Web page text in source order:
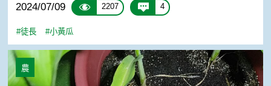
2024/07/09 2207 4
#徒長 #小黃瓜
玉米葉子慢慢變黃
農